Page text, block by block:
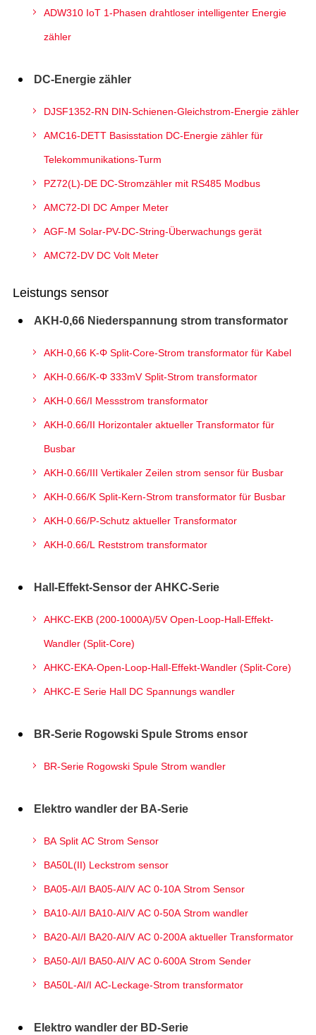
ADW310 IoT 1-Phasen drahtloser intelligenter Energie
zähler
DC-Energie zähler
DJSF1352-RN DIN-Schienen-Gleichstrom-Energie zähler
AMC16-DETT Basisstation DC-Energie zähler für
Telekommunikations-Turm
PZ72(L)-DE DC-Stromzähler mit RS485 Modbus
AMC72-DI DC Amper Meter
AGF-M Solar-PV-DC-String-Überwachungs gerät
AMC72-DV DC Volt Meter
Leistungs sensor
AKH-0,66 Niederspannung strom transformator
AKH-0,66 K-Φ Split-Core-Strom transformator für Kabel
AKH-0.66/K-Φ 333mV Split-Strom transformator
AKH-0.66/I Messstrom transformator
AKH-0.66/II Horizontaler aktueller Transformator für
Busbar
AKH-0.66/III Vertikaler Zeilen strom sensor für Busbar
AKH-0.66/K Split-Kern-Strom transformator für Busbar
AKH-0.66/P-Schutz aktueller Transformator
AKH-0.66/L Reststrom transformator
Hall-Effekt-Sensor der AHKC-Serie
AHKC-EKB (200-1000A)/5V Open-Loop-Hall-Effekt-
Wandler (Split-Core)
AHKC-EKA-Open-Loop-Hall-Effekt-Wandler (Split-Core)
AHKC-E Serie Hall DC Spannungs wandler
BR-Serie Rogowski Spule Stroms ensor
BR-Serie Rogowski Spule Strom wandler
Elektro wandler der BA-Serie
BA Split AC Strom Sensor
BA50L(II) Leckstrom sensor
BA05-AI/I BA05-AI/V AC 0-10A Strom Sensor
BA10-AI/I BA10-AI/V AC 0-50A Strom wandler
BA20-AI/I BA20-AI/V AC 0-200A aktueller Transformator
BA50-AI/I BA50-AI/V AC 0-600A Strom Sender
BA50L-AI/I AC-Leckage-Strom transformator
Elektro wandler der BD-Serie